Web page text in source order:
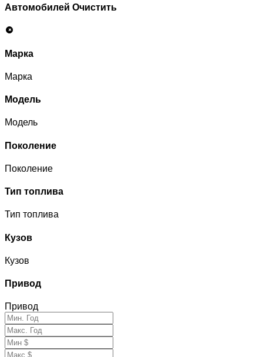
Автомобилей Очистить
Марка
Марка
Модель
Модель
Поколение
Поколение
Тип топлива
Тип топлива
Кузов
Кузов
Привод
Привод